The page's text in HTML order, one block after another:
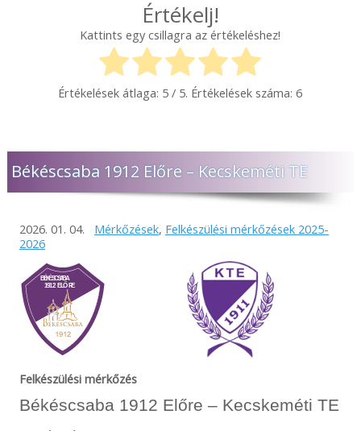
Értékelj!
Kattints egy csillagra az értékeléshez!
Értékelések átlaga: 5 / 5. Értékelések száma:6
Békéscsaba 1912 Előre – Kecskeméti TE
2026. 01. 04. Mérkőzések, Felkészülési mérkőzések 2025-
2026
Felkészülési mérkőzés
Békéscsaba 1912 Előre – Kecskeméti TE